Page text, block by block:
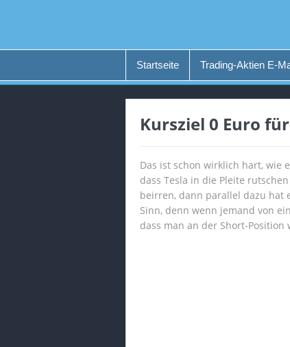
Startseite Trading-Aktien E-
Kursziel 0 Euro
Das ist schon wirklich hart, wie
dass Tesla in die Pleite
beirren, dann parallel dazu hat
Sinn, denn wenn jemand von
dass man an der Short-